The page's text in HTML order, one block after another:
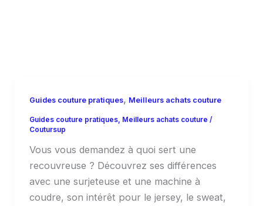
Guides couture pratiques, Meilleurs achats couture
Guides couture pratiques, Meilleurs achats couture /
Coutursup
Vous vous demandez à quoi sert une
recouvreuse ? Découvrez ses différences
avec une surjeteuse et une machine à
coudre, son intérêt pour le jersey, le sweat,